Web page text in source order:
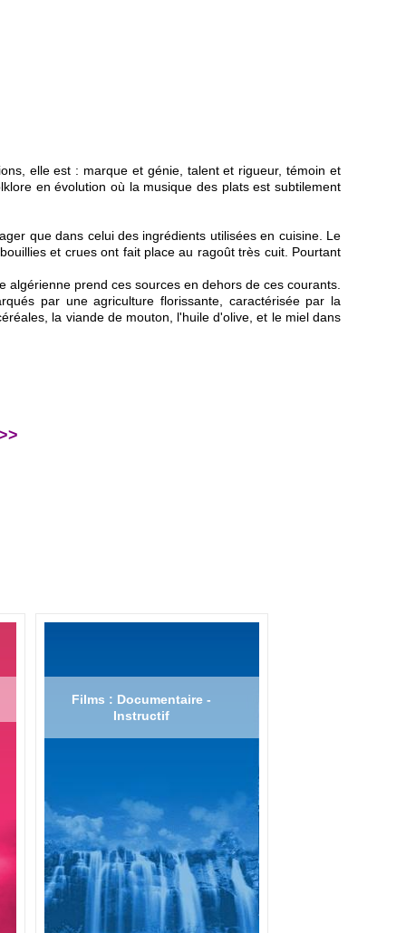
elle est : marque et génie, talent et rigueur, témoin et
en évolution où la musique des plats est subtilement
que dans celui des ingrédients utilisées en cuisine. Le
et crues ont fait place au ragoût très cuit. Pourtant
prend ces sources en dehors de ces courants.
par une agriculture florissante, caractérisée par la
la viande de mouton, l'huile d'olive, et le miel dans
Films : Documentaire -
Instructif